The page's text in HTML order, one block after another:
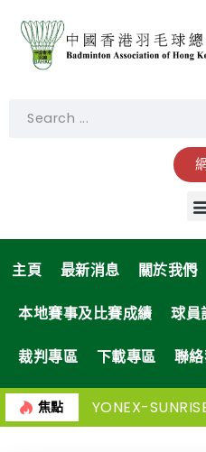
主頁 最新消息 關於我們
本地賽事及比賽成績 球員
裁判專區 下載專區 聯
焦點